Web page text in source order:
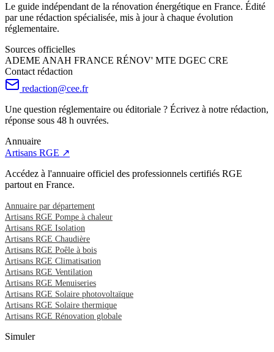
Le guide indépendant de la rénovation énergétique en France. Édité
par une rédaction spécialisée, mis à jour à chaque évolution
réglementaire.
Sources officielles
ADEME ANAH FRANCE RÉNOV' MTE DGEC CRE
Contact rédaction
redaction@cee.fr
Une question réglementaire ou éditoriale ? Écrivez à notre rédaction,
réponse sous 48 h ouvrées.
Annuaire
Artisans RGE ↗
Accédez à l'annuaire officiel des professionnels certifiés RGE
partout en France.
Annuaire par département
Artisans RGE Pompe à chaleur
Artisans RGE Isolation
Artisans RGE Chaudière
Artisans RGE Poêle à bois
Artisans RGE Climatisation
Artisans RGE Ventilation
Artisans RGE Menuiseries
Artisans RGE Solaire photovoltaïque
Artisans RGE Solaire thermique
Artisans RGE Rénovation globale
Simuler